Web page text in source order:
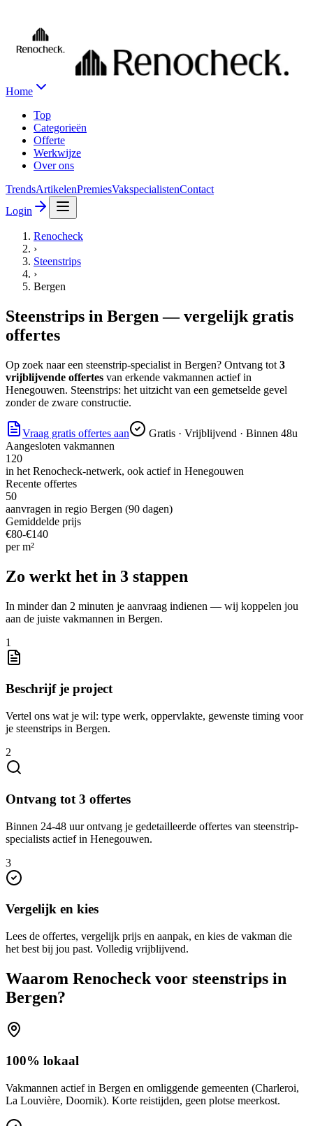
Home
Top
Categorieën
Offerte
Werkwijze
Over ons
TrendsArtikelenPremiesVakspecialistenContact
Login
Renocheck
›
Steenstrips
›
Bergen
Steenstrips in Bergen — vergelijk gratis
offertes
Op zoek naareen steenstrip-specialist in Bergen? Ontvang tot 3
vrijblijvende offertes van erkende vakmannen actief in
Henegouwen. Steenstrips: het uitzicht van een gemetselde gevel
zonder de zware constructie.
Vraag gratis offertes aan
Gratis · Vrijblijvend · Binnen 48u
Aangesloten vakmannen
120
in het Renocheck-netwerk, ook actief in Henegouwen
Recente offertes
50
aanvragen in regio Bergen (90 dagen)
Gemiddelde prijs
€80-€140
perm²
Zo werkt het in 3 stappen
In minder dan 2 minuten je aanvraag indienen — wij koppelen jou
aan de juiste vakmannen in Bergen.
1
Beschrijf je project
Vertel ons wat je wil: type werk, oppervlakte, gewenste timing voor
je steenstrips in Bergen.
2
Ontvang tot 3 offertes
Binnen 24-48 uur ontvang je gedetailleerde offertes van steenstrip-
specialists actief in Henegouwen.
3
Vergelijk en kies
Lees de offertes, vergelijk prijs en aanpak, en kies de vakman die
het best bij jou past. Volledig vrijblijvend.
Waarom Renocheck voor steenstrips in
Bergen?
100% lokaal
Vakmannen actief in Bergen en omliggende gemeenten (Charleroi,
La Louvière, Doornik). Korte reistijden, geen plotse meerkost.